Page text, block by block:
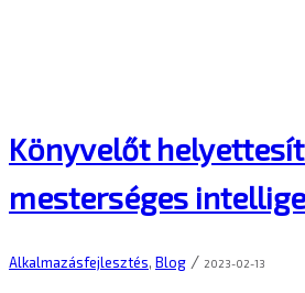
Könyvelőt
mesterséges
Alkalmazásfejlesztés, Blog / 2023-02-13